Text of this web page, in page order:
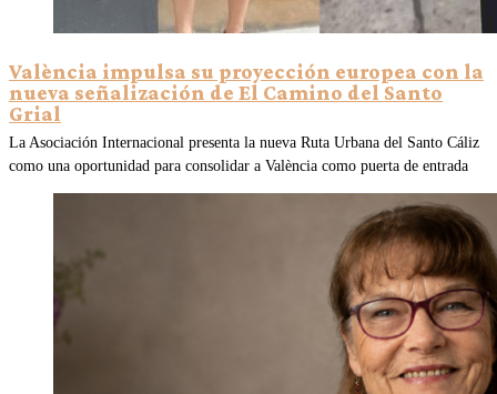
València impulsa su proyección europea con la
nueva señalización de El Camino del Santo
Grial
La Asociación Internacional presenta la nueva Ruta Urbana del Santo Cáliz
como una oportunidad para consolidar a València como puerta de entrada